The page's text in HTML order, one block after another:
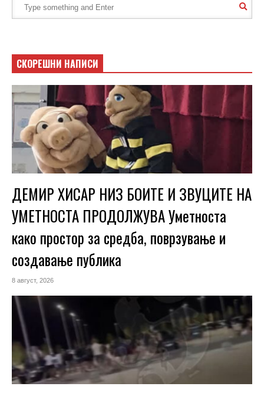
СКОРЕШНИ НАПИСИ
ДЕМИР ХИСАР НИЗ БОИТЕ И ЗВУЦИТЕ НА
УМЕТНОСТА ПРОДОЛЖУВА Уметноста
како простор за средба, поврзување и
создавање публика
8 август, 2026